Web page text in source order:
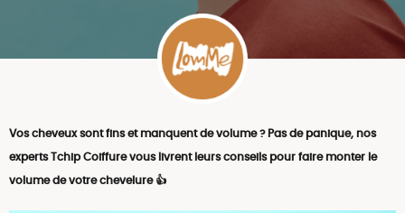
Vos cheveux sont fins et manquent de volume ? Pas de panique, nos
experts Tchip Coiffure vous livrent leurs conseils pour faire monter le
volume de votre chevelure 👍